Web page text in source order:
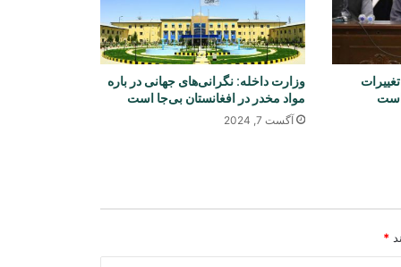
آغاز واردات تجهیزات برقی معیاری از
چین به افغانستان
وزارت آب و انرژی از احتمال وقوع
سیلاب‌های آنی در شماری از ولایت‌ها
هشدار داد
کشف و ضبط مقدار زیادی اسعار خارجی
است
وزارت داخله: نگرانی‌های جهانی در باره
مواد مخدر در افغانستان بی‌جا است
آگست 7, 2024
*